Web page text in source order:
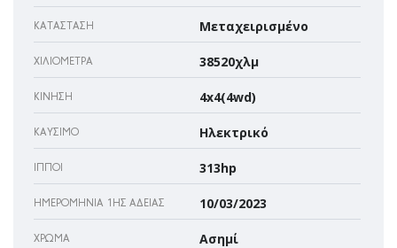
ΚΑΤΆΣΤΑΣΗ Μεταχειρισμένο
ΧΙΛΙΌΜΕΤΡΑ 38520χλμ
ΚΊΝΗΣΗ 4x4(4wd)
ΚΑΎΣΙΜΟ Ηλεκτρικό
ΊΠΠΟΙ 313hp
ΗΜΕΡΟΜΗΝΊΑ 1ΗΣ ΆΔΕΙΑΣ 10/03/2023
ΧΡΏΜΑ Ασημί